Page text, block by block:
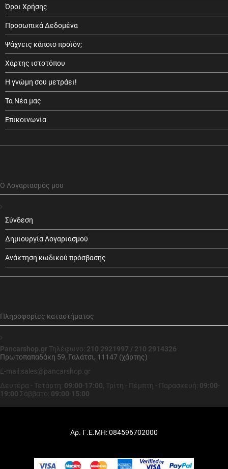
Όροι Χρήσης
Προσωπικά Δεδομένα
Ψάχνεις κάποιο προϊόν;
Χάρτης ιστοτόπου
Η γνώμη σου μετράει!
Τα Νέα μας
Επικοινωνία
Ο Λογαριασμός μου
Σύνδεση
Δημιουργία Λογαριασμού
Ανάκτηση κωδικού πρόσβασης
Πληροφορίες καταστήματος
Pancarshop.gr Τηλέφωνο: 210 2921997 / 210 2914326
Πρωτοπαπαδάκη 59, Γαλάτσι, 11147 (χάρτης)
E-mail:sales@pancarshop.gr
Δευτέρα - Τετάρτη: 09:00-17:00, Τρίτη - Πέμπτη - Παρασκευή: 09:00-
19:00 Σάββατο: 09:00-15:00
Αρ. Γ.Ε.ΜΗ: 084596702000